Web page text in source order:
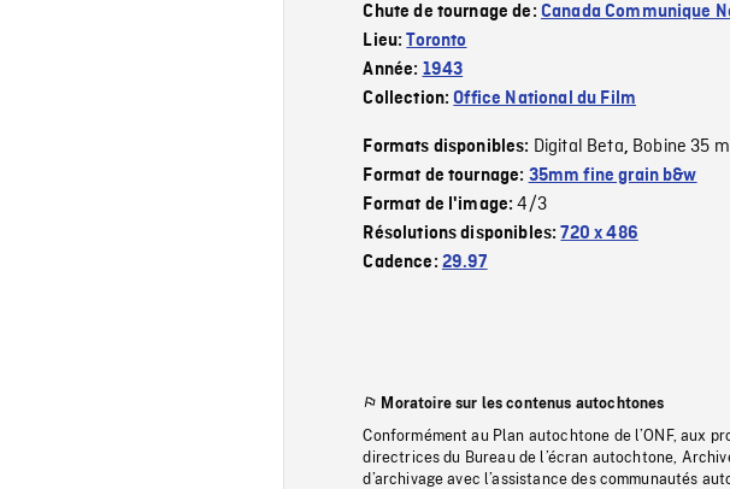
Chute de tournage de: Canada Communique
Lieu:Toronto
Année: 1943
Collection:Office National du Film
Formats disponibles: Digital Beta, Bobine 35
Format de tournage: 35mm fine grain b&w
Format de l'image:4/3
Résolutions disponibles:720 x 486
Cadence: 29.97
Moratoire sur les contenus autochtones
Conformément au Plan autochtone de l’ONF, aux
directrices du Bureau de l’écran autochtone,
d’archivage avec l’assistance des communautés